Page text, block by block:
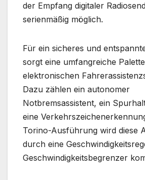
der Empfang digitaler
serienmäßig möglich.
Für ein sicheres und
sorgt eine umfangreiche
elektronischen
Dazu zählen ein autonomer
Notbremsassistent, ein
eine
Torino-Ausführung wird diese
durch eine
Geschwindigkeitsbegrenzer